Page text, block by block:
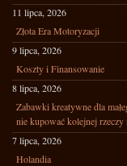
11 lipca, 2026
Złota Era Motoryzacji
9 lipca, 2026
Koszty i Finansowanie
8 lipca, 2026
Zabawki kreatywne dla
nie kupować kolejnej rzeczy
7 lipca, 2026
Holandia